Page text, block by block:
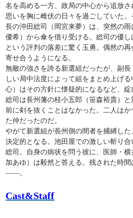
名を高める一方、政局の中心から追放
思いを胸に雌伏の日々を過ごしていた
長の沖田総司（岡宮来夢）は、突然の
優希）から傘を借り受ける。総司の優
という評判の落差に驚く玉勇。偶然の
寄せ合うようになる。
無敵の強さを誇る新選組だったが、副
しい局中法度によって組をまとめ上げ
心）はその方針に懐疑的になるなど、
総司は長州藩の桂小五郎（笹森裕貴）
前に剣を抜くことはなかった。二人は
た仲だったのだ。
やがて新選組が長州側の間者を捕縛し
決定的となる。池田屋での激しい斬り
総司。自身の病状を問う彼に、医師・
加あゆ）は毅然と答える。残された時間
――。
Cast&Staff